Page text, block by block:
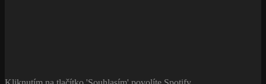
Hanakuso se vrací. Do Puncta přiveze hardcore blues